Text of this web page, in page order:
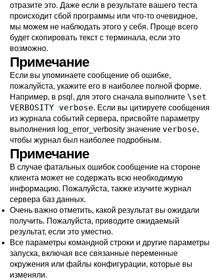
отразите это. Даже если в результате вашего теста
происходит сбой программы или что-то очевидное,
мы можем не наблюдать этого у себя. Проще всего
будет скопировать текст с терминала, если это
возможно.
Примечание
Если вы упоминаете сообщение об ошибке,
пожалуйста, укажите его в наиболее полной форме.
Например, в psql , для этого сначала выполните \set
VERBOSITY verbose. Если вы цитируете сообщения
из журнала событий сервера, присвойте параметру
выполнения log_error_verbosity значение verbose,
чтобы журнал был наиболее подробным.
Примечание
В случае фатальных ошибок сообщение на стороне
клиента может не содержать всю необходимую
информацию. Пожалуйста, также изучите журнал
сервера баз данных.
Очень важно отметить, какой результат вы ожидали
получить. Пожалуйста, приводите ожидаемый
результат, если это уместно.
Все параметры командной строки и другие параметры
запуска, включая все связанные переменные
окружения или файлы конфигурации, которые вы
изменяли.